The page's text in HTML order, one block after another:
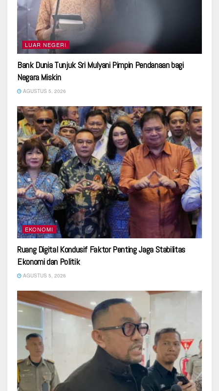
LUAR NEGERI
Bank Dunia Tunjuk Sri Mulyani Pimpin Pendanaan bagi
Negara Miskin
AGUSTUS 5, 2026
EKONOMI
Ruang Digital Kondusif Faktor Penting Jaga Stabilitas
Ekonomi dan Politik
AGUSTUS 5, 2026